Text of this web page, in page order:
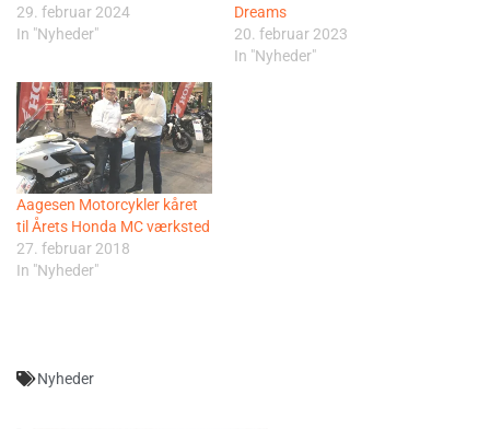
29. februar 2024
In "Nyheder"
Dreams
20. februar 2023
In "Nyheder"
Aagesen Motorcykler kåret
til Årets Honda MC værksted
27. februar 2018
In "Nyheder"
Nyheder